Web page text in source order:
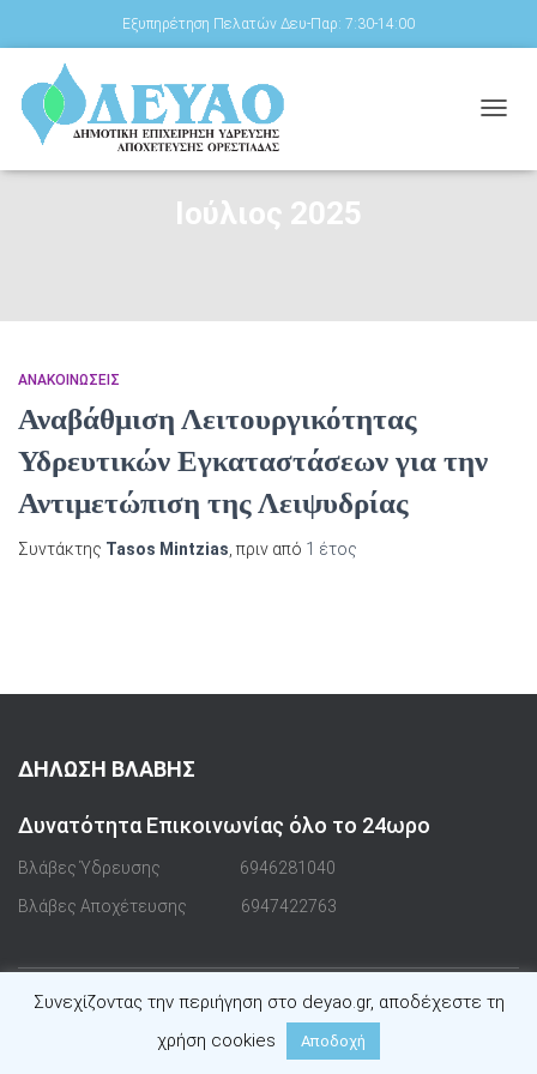
Εξυπηρέτηση Πελατών Δευ-Παρ: 7:30-14:00
Ιούλιος 2025
ΑΝΑΚΟΙΝΏΣΕΙΣ
Αναβάθμιση Λειτουργικότητας
Υδρευτικών Εγκαταστάσεων για την
Αντιμετώπιση της Λειψυδρίας
Συντάκτης Tasos Mintzias , πριν από 1 έτος
ΔΗΛΩΣΗ ΒΛΑΒΗΣ
Δυνατότητα Επικοινωνίας όλο το 24ωρο
Βλάβες Ύδρευσης
6946281040
Βλάβες Αποχέτευσης
6947422763
Hestia | Αναπτύχθηκε από ThemeIsle
Συνεχίζοντας την περιήγηση στο deyao.gr, αποδέχεστε τη
χρήση cookies
Αποδοχή